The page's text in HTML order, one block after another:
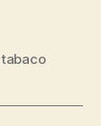
tabaco